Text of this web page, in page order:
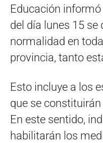
Educación
del día lunes 15 se
normalidad en
provincia, tanto
Esto incluye a los
que se
En este sentido,
habilitarán los